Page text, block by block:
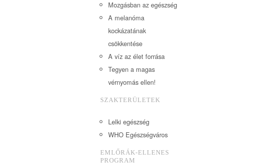
Mozgásban az egészség
A melanóma
kockázatának
csökkentése
A víz az élet forrása
Tegyen a magas
vérnyomás ellen!
SZAKTERÜLETEK
Lelki egészség
WHO Egészségváros
EMLŐRÁK-ELLENES
PROGRAM